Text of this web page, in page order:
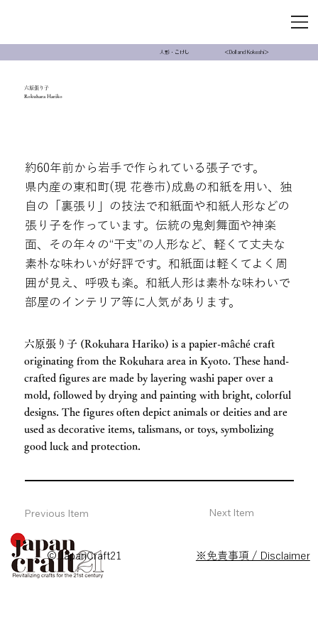
人形・こけし ＜Doll and Kokeshi＞
六原張り子
Rokuhara Hariko
約60年前から岩手で作られている張子です。
県内産の東和町(現 花巻市)成島の和紙を用い、独
自の「裏張り」の技法で和紙面や和紙人形などの
張り子を作っています。伝統の鬼剣舞面や神楽
面、その年々の“干支”の人形など、軽くて丈夫な
素朴な味わいが好評です。和紙面は軽くてよく周
囲が見え、呼吸も楽。和紙人形は素朴な味わいで
部屋のインテリア等に人気があります。
六原張り子 (Rokuhara Hariko) is a papier-mâché craft
originating from the Rokuhara area in Kyoto. These hand-
crafted figures are made by layering washi paper over a
mold, followed by drying and painting with bright, colorful
designs. The figures often depict animals or deities and are
used as decorative items, talismans, or toys, symbolizing
good luck and protection.
Previous Item Next Item
© JapanCraft21 ※免責事項 / Disclaimer